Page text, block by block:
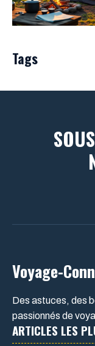
Tags
Voyage-
Des astuces, des
passionnés de
ARTICLES LES